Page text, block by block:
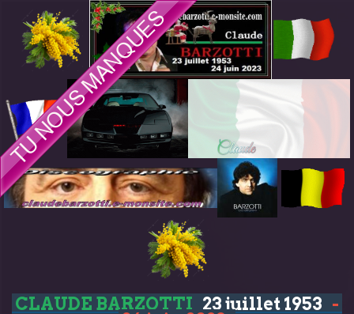
CLAUDE BARZOTTI 23 juillet 1953 -